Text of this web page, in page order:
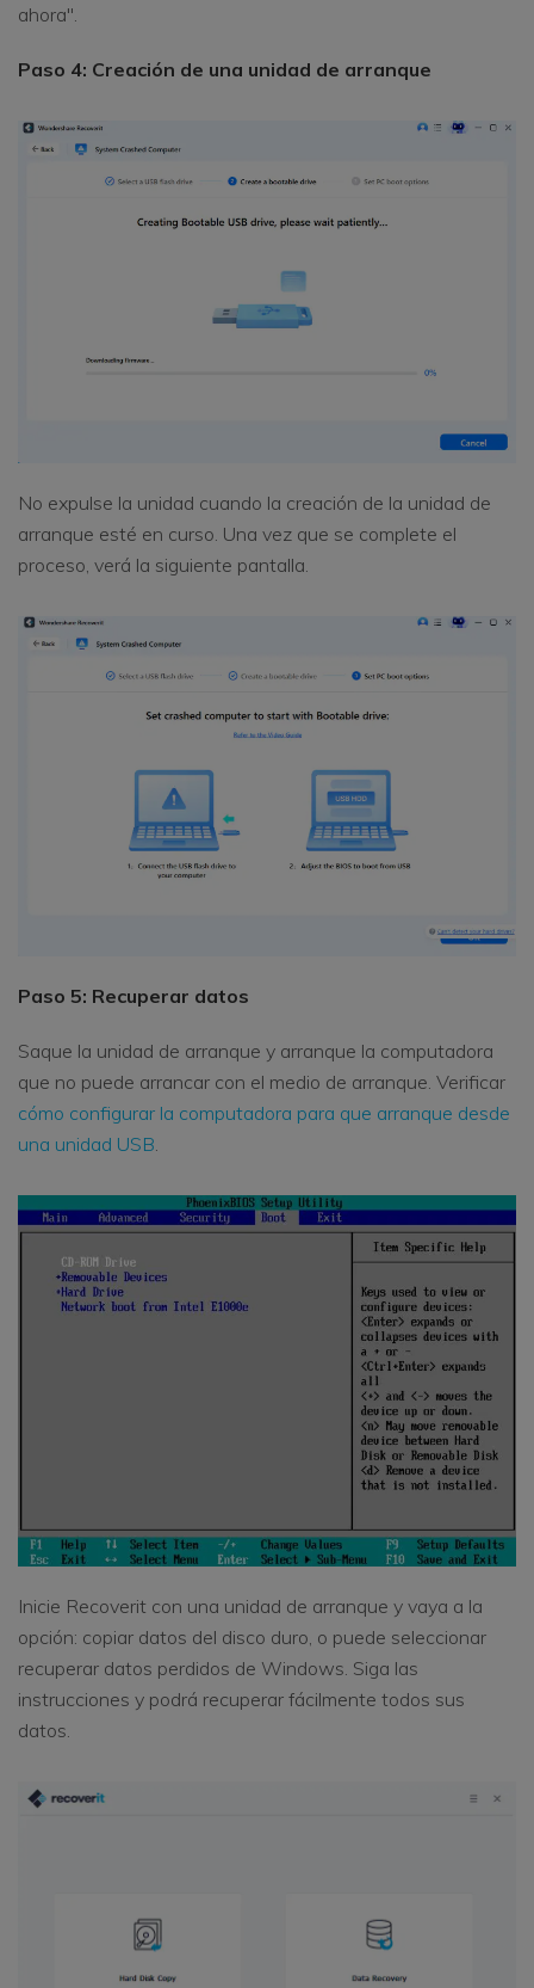
ahora".
Paso 4: Creación de una unidad de arranque
No expulse la unidad cuando la creación de la unidad de
arranque esté en curso. Una vez que se complete el
proceso, verá la siguiente pantalla.
Paso 5: Recuperar datos
Saque la unidad de arranque y arranque la computadora
que no puede arrancar con el medio de arranque. Verificar
cómo configurar la computadora para que arranque desde
una unidad USB.
Inicie Recoverit con una unidad de arranque y vaya a la
opción: copiar datos del disco duro, o puede seleccionar
recuperar datos perdidos de Windows. Siga las
instrucciones y podrá recuperar fácilmente todos sus
datos.